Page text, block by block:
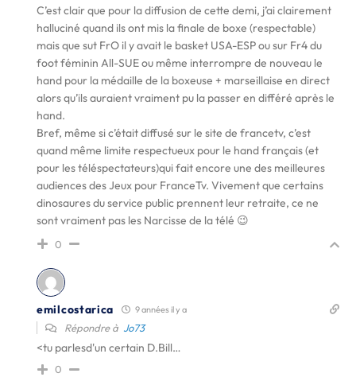
C’est clair que pour la diffusion de cette demi, j’ai clairement
halluciné quand ils ont mis la finale de boxe (respectable)
mais que sut FrO il y avait le basket USA-ESP ou sur Fr4 du
foot féminin All-SUE ou même interrompre de nouveau le
hand pour la médaille de la boxeuse + marseillaise en direct
alors qu’ils auraient vraiment pu la passer en différé après le
hand.
Bref, même si c’était diffusé sur le site de francetv, c’est
quand même limite respectueux pour le hand français (et
pour les téléspectateurs)qui fait encore une des meilleures
audiences des Jeux pour FranceTv. Vivement que certains
dinosaures du service public prennent leur retraite, ce ne
sont vraiment pas les Narcisse de la télé 😉
0
emilcostarica 9 années il y a
Répondre à Jo73
<tu parlesd'un certain D.Bill…
0